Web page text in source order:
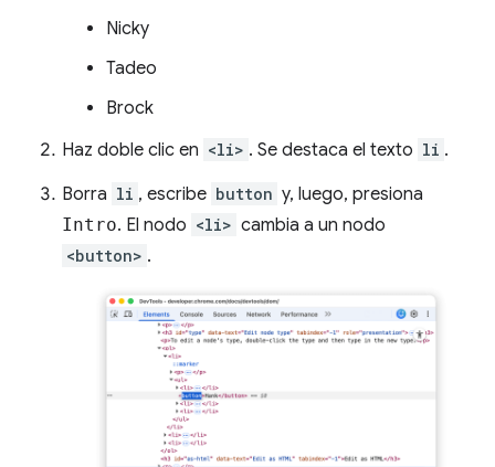
Nicky
Tadeo
Brock
Haz doble clic en <li> . Se destaca el texto li .
Borra li , escribe button y, luego, presiona
Intro. El nodo <li> cambia a un nodo
<button> .